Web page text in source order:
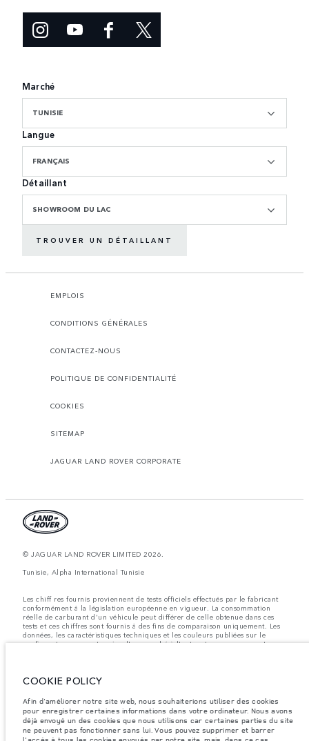
Marché
TUNISIE
Langue
FRANÇAIS
Détaillant
SHOWROOM DU LAC
TROUVER UN DÉTAILLANT
EMPLOIS
CONDITIONS GÉNÉRALES
CONTACTEZ-NOUS
POLITIQUE DE CONFIDENTIALITÉ
COOKIES
SITEMAP
JAGUAR LAND ROVER CORPORATE
© JAGUAR LAND ROVER LIMITED 2026.
Tunisie, Alpha International Tunisie
Les chiff res fournis proviennent de tests officiels effectués par le fabricant
conformément å la législation européenne en vigueur. La consommation
réelle de carburant d'un véhicule peut différer de celle obtenue dans ces
tests et ces chiffres sont fournis å des fins de comparaison uniquement. Les
données, les caractéristiques techniques et les couleurs publiées sur le
configurateur peuvent varier d'un marché à l'autre et ne comprennent pas
Les poids indiqués correspondent à des spécifications de véhicule standard.
affecteront la charge utile. Assurez-vous que le poids total en charge du
véhicule, les charges maximales par essieu et la charge utile ne sont pas
dépassés lorsque vous chargez des accessoires, des occupants, des liquides
et des carburants.
COOKIE POLICY
Afin d'améliorer notre site web, nous souhaiterions utiliser des cookies
pour enregistrer certaines informations dans votre ordinateur. Nous avons
déjà envoyé un des cookies que nous utilisons car certaines parties du site
ne peuvent pas fonctionner sans lui. Vous pouvez supprimer et barrer